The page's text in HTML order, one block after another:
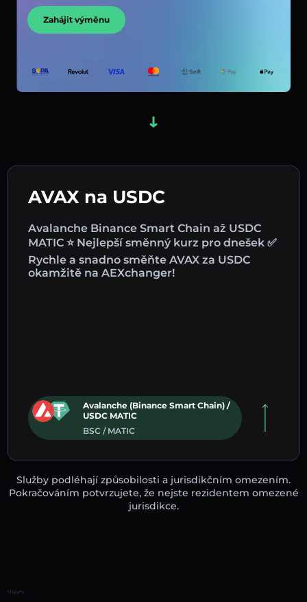
AVAX na USDC
Avalanche Binance Smart Chain až USDC
MATIC ⭐ Nejlepší směnný kurz pro dnešek ✅
Rychle a snadno směňte AVAX za USDC
okamžitě na AEXchanger!
Avalanche (Binance Smart Chain) /
USDC MATIC
BSC / MATIC
Zahájit výměnu
Služby podléhají způsobilosti a jurisdikčním omezením.
Pokračováním potvrzujete, že nejste rezidentem omezené
jurisdikce.
Hlavní